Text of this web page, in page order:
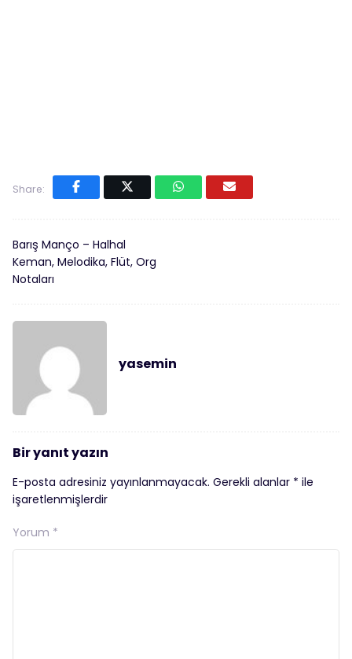
Share:
Barış Manço – Halhal
Keman, Melodika, Flüt, Org
Notaları
yasemin
Bir yanıt yazın
E-posta adresiniz yayınlanmayacak. Gerekli alanlar * ile
işaretlenmişlerdir
Yorum *